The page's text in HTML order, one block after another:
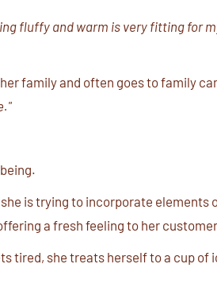
fluffy and warm is very fitting for
family and often goes to family
is trying to incorporate elements
a fresh feeling to her
tired, she treats herself to a cup of